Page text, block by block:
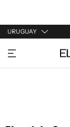
URUGUAY
URUGUAY
ARGENTINA